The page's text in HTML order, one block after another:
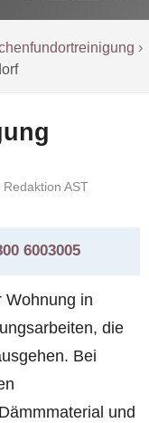
›
Redaktion AST
6003005
Wohnung in
die
Bei
und